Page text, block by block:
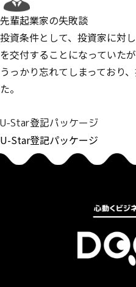
先輩起業家の失敗談
投資条件として、投資家に対
を交付することになっていたが
うっかり忘れてしまっており
た。
U-Star登記パッケージ
U-Star登記パッケージ